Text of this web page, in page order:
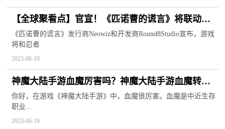
【全球聚看点】官宣！《匹诺曹的谎言》将联动
《卧龙》
《匹诺曹的谎言》发行商Neowiz和开发商Round8Studio宣布，游戏
将和忍者
2023-06-19
神魔大陆手游血魔厉害吗？神魔大陆手游血魔转职
哪个好？
你好，在游戏《神魔大陆手游》中，血魔很厉害。血魔是中近生存
职业...
2023-06-19